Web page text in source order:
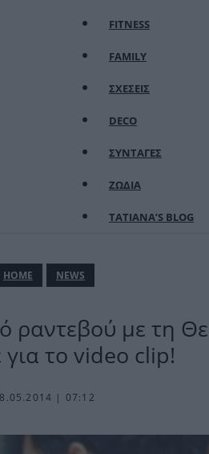
FITNESS
FAMILY
ΣΧΕΣΕΙΣ
DECO
ΣΥΝΤΑΓΕΣ
ΖΩΔΙΑ
TATIANA’S BLOG
ΗΟΜΕ NEWS
ραντεβού με τη
για το video clip!
| 07:12